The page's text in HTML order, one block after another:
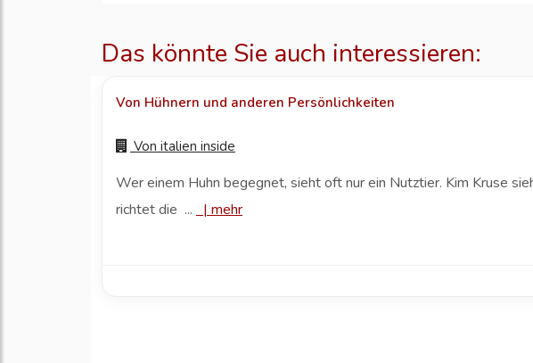
Das könnte Sie auch interessieren:
Von Hühnern und anderen Persönlichkeiten
Von italien inside
Wer einem Huhn begegnet, sieht oft nur ein Nutztier. Kim Kruse
richtet die ... |mehr